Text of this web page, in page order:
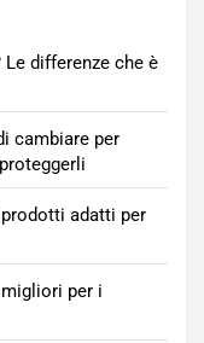
differenze che è
cambiare per
adatti per
per i